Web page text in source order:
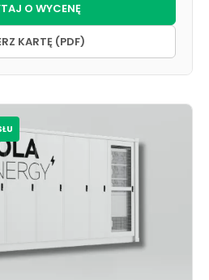
O WYCENĘ
KARTĘ (PDF)